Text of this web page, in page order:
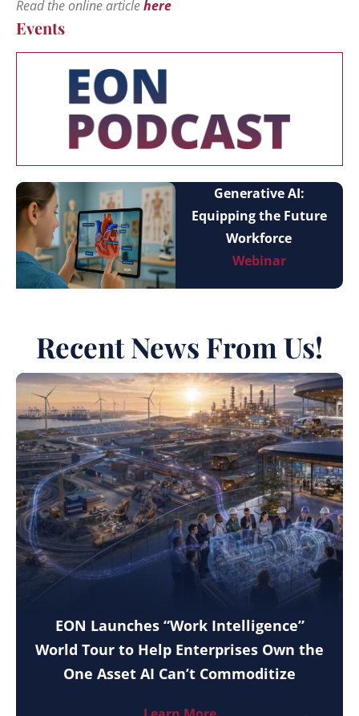
Read the online articlehere
Events
Generative AI:
Equipping the Future
Workforce
Webinar
Recent News From Us!
EON Launches “Work Intelligence”
World Tour to Help Enterprises Own the
One Asset AI Can’t Commoditize